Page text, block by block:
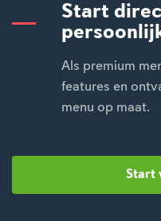
Start
Als premium
features en
menu op maat.
Start